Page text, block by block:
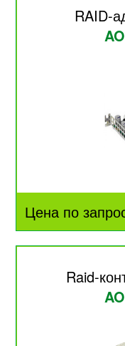
RAID-
Цена по
Raid-